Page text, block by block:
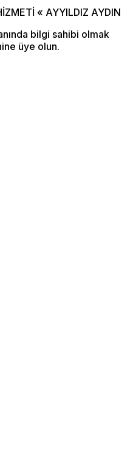
bilgi sahibi olmak
üye olun.